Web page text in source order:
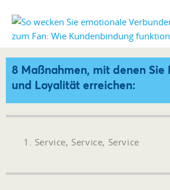
8 Maßnahmen, mit denen Sie
und Loyalität erreichen:
1. Service, Service, Service